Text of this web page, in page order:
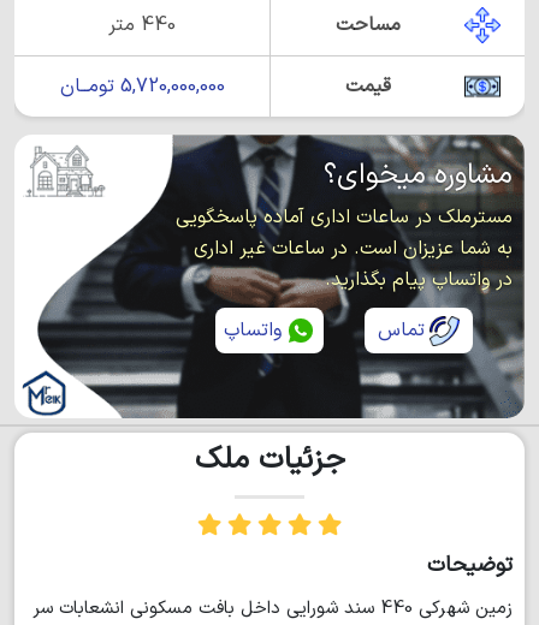
مساحت 440 متر
قیمت 5,720,000,000 تومــان
مشاوره میخوای؟
مسترملک در ساعات اداری آماده پاسخگویی
به شما عزیزان است. در ساعات غیر اداری
در واتساپ پیام بگذارید.
تماس
واتساپ
جزئیات ملک
توضیحات
زمين شهركي 440 سند شورايي داخل بافت مسكوني انشعابات سر